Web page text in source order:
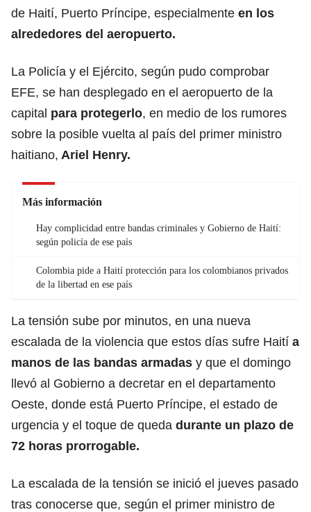
de Haití, Puerto Príncipe, especialmente en los
alrededores del aeropuerto.
La Policía y el Ejército, según pudo comprobar
EFE, se han desplegado en el aeropuerto de la
capital para protegerlo, en medio de los rumores
sobre la posible vuelta al país del primer ministro
haitiano, Ariel Henry.
Más información
Hay complicidad entre bandas criminales y Gobierno de Haití:
según policía de ese país
Colombia pide a Haití protección para los colombianos privados
de la libertad en ese país
La tensión sube por minutos, en una nueva
escalada de la violencia que estos días sufre Haití a
manos de las bandas armadas y que el domingo
llevó al Gobierno a decretar en el departamento
Oeste, donde está Puerto Príncipe, el estado de
urgencia y el toque de queda durante un plazo de
72 horas prorrogable.
La escalada de la tensión se inició el jueves pasado
tras conocerse que, según el primer ministro de